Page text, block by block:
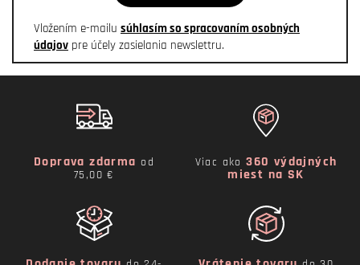
Vložením e-mailu súhlasím so spracovaním osobných
údajov pre účely zasielania newslettru.
Doprava zdarma od
75,00 €
Viac ako360 výdajných
miest na SK